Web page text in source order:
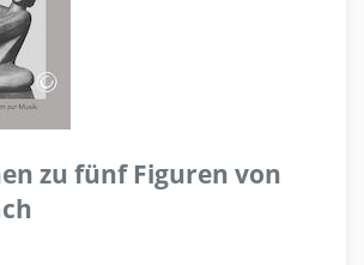
zu fünf Figuren von